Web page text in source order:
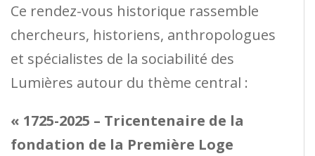
Ce rendez-vous historique rassemble
chercheurs, historiens, anthropologues
et spécialistes de la sociabilité des
Lumières autour du thème central :
« 1725-2025 – Tricentenaire de la
fondation de la Première Loge